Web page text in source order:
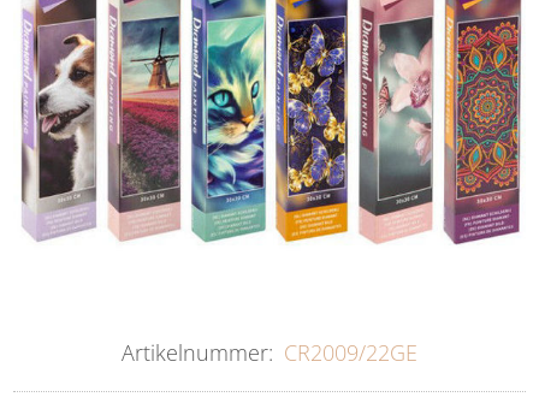
Artikelnummer: CR2009/22GE